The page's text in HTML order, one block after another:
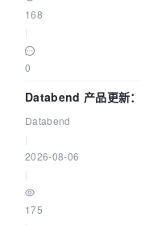
168
0
Databend 产品更新
Databend
2026-08-06
175